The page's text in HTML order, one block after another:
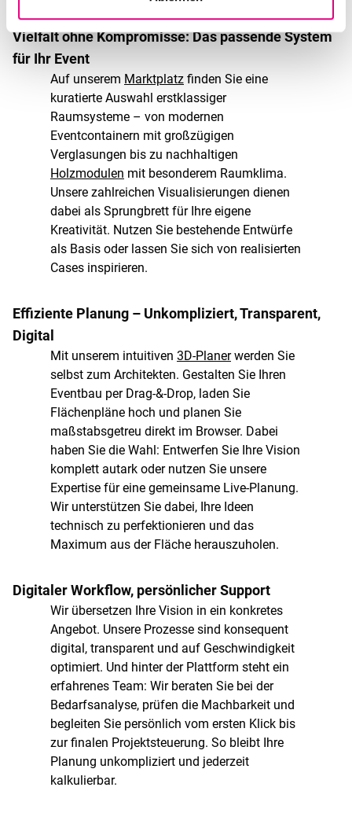
UNSERE LEISTUNGEN:
Vielfalt ohne Kompromisse: Das passende System
für Ihr Event
Auf unserem Marktplatz finden Sie eine
kuratierte Auswahl erstklassiger
Raumsysteme – von modernen
Eventcontainern mit großzügigen
Verglasungen bis zu nachhaltigen
Holzmodulen mit besonderem Raumklima.
Unsere zahlreichen Visualisierungen dienen
dabei als Sprungbrett für Ihre eigene
Kreativität. Nutzen Sie bestehende Entwürfe
als Basis oder lassen Sie sich von realisierten
Cases inspirieren.
Effiziente Planung – Unkompliziert, Transparent,
Digital
Mit unserem intuitiven 3D-Planerwerden Sie
selbst zum Architekten. Gestalten Sie Ihren
Eventbau per Drag-&-Drop, laden Sie
Flächenpläne hoch und planen Sie
maßstabsgetreu direkt im Browser. Dabei
haben Sie die Wahl: Entwerfen Sie Ihre Vision
komplett autark oder nutzen Sie unsere
Expertise für eine gemeinsame Live-Planung.
Wir unterstützen Sie dabei, Ihre Ideen
technisch zu perfektionieren und das
Maximum aus der Fläche herauszuholen.
Digitaler Workflow, persönlicher Support
Wir übersetzen Ihre Vision in ein konkretes
Angebot. Unsere Prozesse sind konsequent
digital, transparent und auf Geschwindigkeit
optimiert. Und hinter der Plattform steht ein
erfahrenes Team: Wir beraten Sie bei der
Bedarfsanalyse, prüfen die Machbarkeit und
begleiten Sie persönlich vom ersten Klick bis
zur finalen Projektsteuerung. So bleibt Ihre
Planung unkompliziert und jederzeit
kalkulierbar.